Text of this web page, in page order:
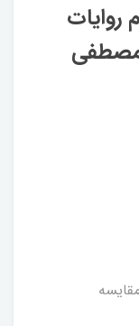
روایات
مصطفی